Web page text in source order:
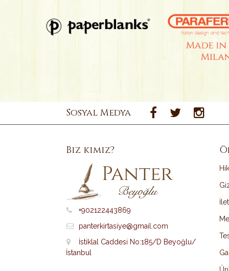
Sosyal Medya
Biz kimiz?
+902122443869
panterkirtasiye@gmail.com
İstiklal Caddesi No:185/D Beyoğlu/
İstanbul